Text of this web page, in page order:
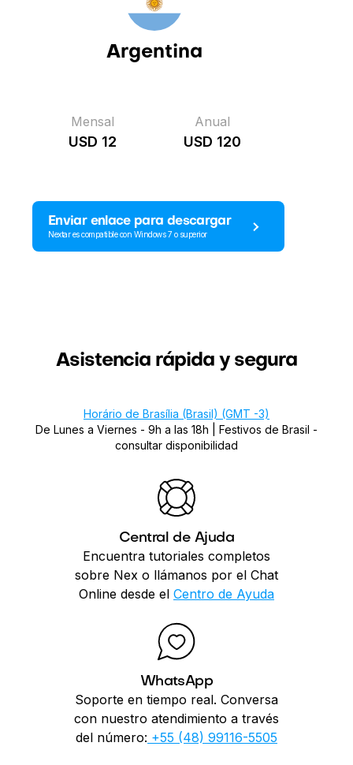
Argentina
Mensal
USD 12
Anual
USD 120
Enviar enlace para descargar
Nextar es compatible con Windows 7 o superior
Asistencia rápida y segura
Horário de Brasília (Brasil) (GMT -3)
De Lunes a Viernes - 9h a las 18h | Festivos de Brasil -
consultar disponibilidad
Central de Ajuda
Encuentra tutoriales completos
sobre Nex o llámanos por el Chat
Online desde el Centro de Ayuda
WhatsApp
Soporte en tiempo real. Conversa
con nuestro atendimiento a través
del número: +55 (48) 99116-5505